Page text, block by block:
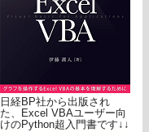
日経BP社から出版され
た、Excel VBAユーザー向
けのPython超入門書です↓↓